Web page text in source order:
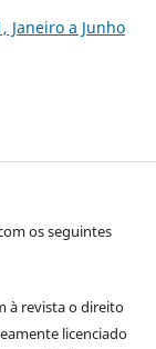
Janeiro a Junho
os seguintes
à revista o direito
licenciado